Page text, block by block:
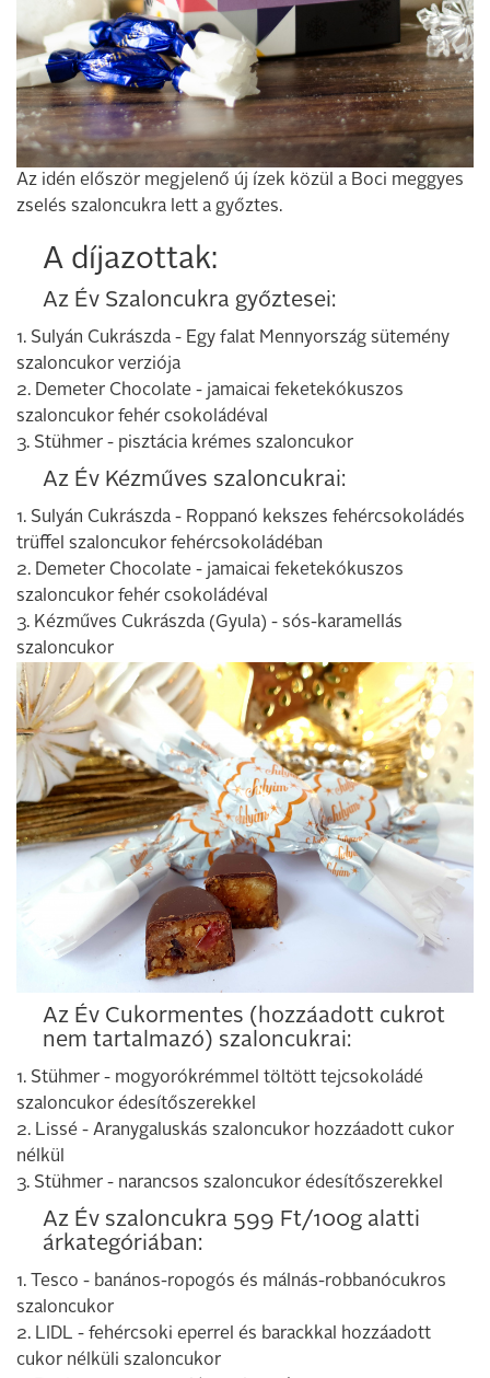
Az idén először megjelenő új ízek közül a Boci meggyes
zselés szaloncukra lett a győztes.
A díjazottak:
Az Év Szaloncukra győztesei:
1. Sulyán Cukrászda - Egy falat Mennyország sütemény
szaloncukor verziója
2. Demeter Chocolate - jamaicai feketekókuszos
szaloncukor fehér csokoládéval
3. Stühmer - pisztácia krémes szaloncukor
Az Év Kézműves szaloncukrai:
1. Sulyán Cukrászda - Roppanó kekszes fehércsokoládés
trüffel szaloncukor fehércsokoládéban
2. Demeter Chocolate - jamaicai feketekókuszos
szaloncukor fehér csokoládéval
3. Kézműves Cukrászda (Gyula) - sós-karamellás
szaloncukor
Az Év Cukormentes (hozzáadott cukrot
nem tartalmazó) szaloncukrai:
1. Stühmer - mogyorókrémmel töltött tejcsokoládé
szaloncukor édesítőszerekkel
2. Lissé - Aranygaluskás szaloncukor hozzáadott cukor
nélkül
3. Stühmer - narancsos szaloncukor édesítőszerekkel
Az Év szaloncukra 599 Ft/100g alatti
árkategóriában:
1. Tesco - banános-ropogós és málnás-robbanócukros
szaloncukor
2. LIDL - fehércsoki eperrel és barackkal hozzáadott
cukor nélküli szaloncukor